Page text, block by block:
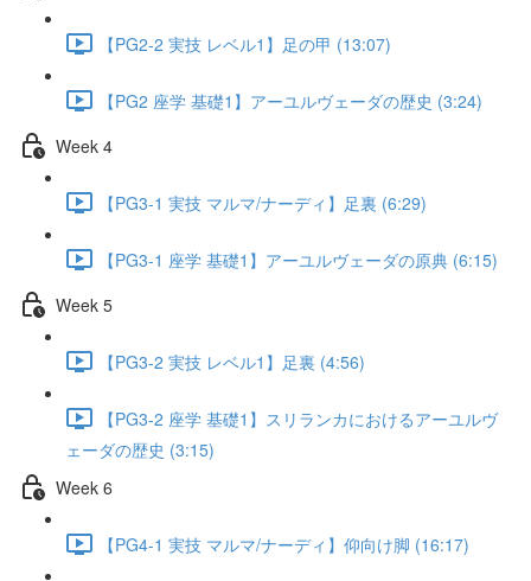
【PG2-2 実技 レベル1】足の甲 (13:07)
【PG2 座学 基礎1】アーユルヴェーダの歴史 (3:24)
Week 4
【PG3-1 実技 マルマ/ナーディ】足裏 (6:29)
【PG3-1 座学 基礎1】アーユルヴェーダの原典 (6:15)
Week 5
【PG3-2 実技 レベル1】足裏 (4:56)
【PG3-2 座学 基礎1】スリランカにおけるアーユルヴ
ェーダの歴史 (3:15)
Week 6
【PG4-1 実技 マルマ/ナーディ】仰向け脚 (16:17)